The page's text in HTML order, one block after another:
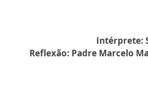
Intérprete:
Reflexão: Padre Marcelo